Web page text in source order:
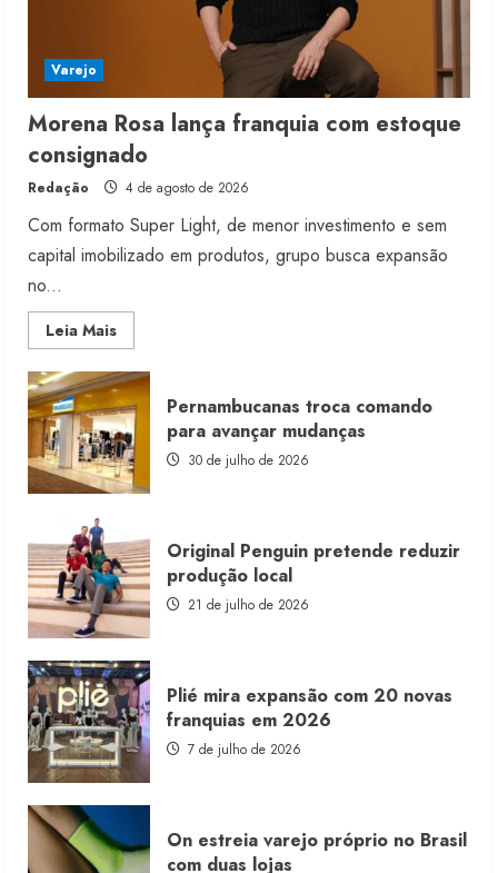
Varejo
Morena Rosa lança franquia com estoque
consignado
Redação 4 de agosto de 2026
Com formato Super Light, de menor investimento e sem
capital imobilizado em produtos, grupo busca expansão
no...
Leia MaisRead
more
Morena
Rosa
lança
franquia
com
estoque
consignado
Pernambucanas troca comando
para avançar mudanças
30 de julho de 2026
Original Penguin pretende reduzir
produção local
21 de julho de 2026
Plié mira expansão com 20 novas
franquias em 2026
7 de julho de 2026
On estreia varejo próprio no Brasil
com duas lojas